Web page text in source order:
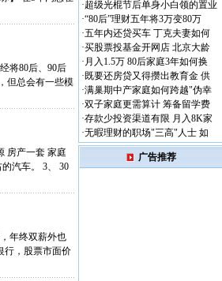
将80后、90后
但总会有一些模
房产一套 家庭
汽车。 3、 30
年终双薪外也
行，股票市面价
·超级光棍节后单身小白领的置业
·“80后”理财五年将3万变80万
·五年内还贷买车 丁克夫妻如何
·买股票投基金开网店 北京大龄
· 月入1.5万 80后家庭3年如何换
·既要还房贷又得攒出教育金 供
·满巢期中产家庭如何跨越"伪幸
·双子家庭更需算计 筹备留学费
·存款少投资渠道有限 月入8K家
·无暇理财的职场"三高"人士 如
广告推荐